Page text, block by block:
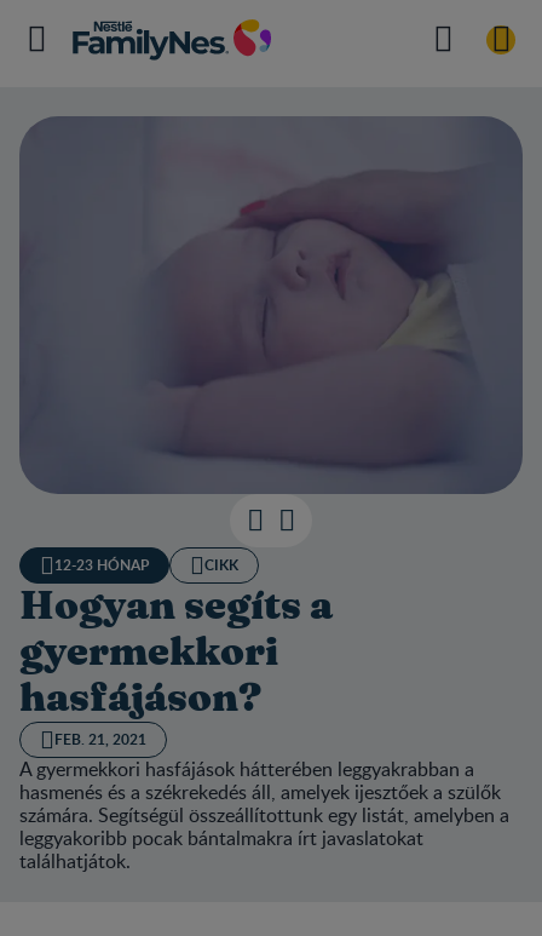
12-23 HÓNAP CIKK
Hogyan segíts a
gyermekkori
hasfájáson?
FEB. 21, 2021
A gyermekkori hasfájások hátterében leggyakrabban a
hasmenés és a székrekedés áll, amelyek ijesztőek a szülők
számára. Segítségül összeállítottunk egy listát, amelyben a
leggyakoribb pocak bántalmakra írt javaslatokat
találhatjátok.